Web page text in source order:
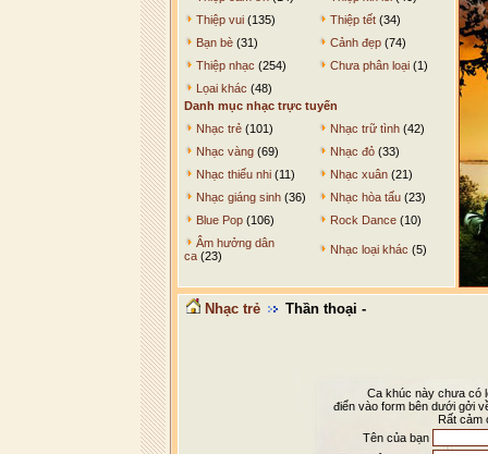
Thiệp vui (135) Thiệp tết (34)
Bạn bè (31) Cảnh đẹp (74)
Thiệp nhạc (254) Chưa phân loại (1)
Lọai khác (48)
Danh mục nhạc trực tuyến
Nhạc trẻ (101) Nhạc trữ tình (42)
Nhạc vàng (69) Nhạc đỏ (33)
Nhạc thiếu nhi (11) Nhạc xuân (21)
Nhạc giáng sinh (36) Nhạc hòa tấu (23)
Blue Pop (106) Rock Dance (10)
Âm hưởng dân
ca (23) Nhạc loại khác (5)
Nhạc trẻ Thần thoại -
Ca khúc này chưa có
điển vào form bên dưới gởi
Rất cảm
Tên của bạn